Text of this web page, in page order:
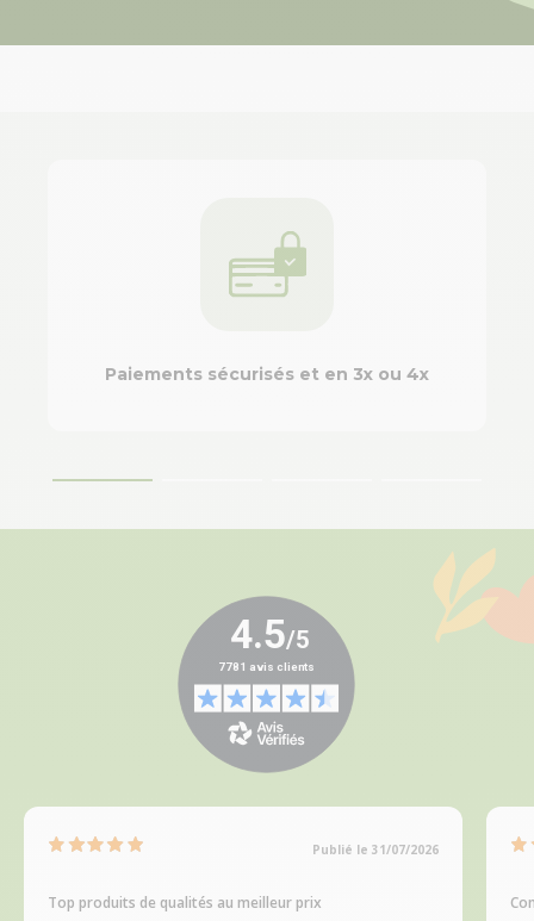
Paiements sécurisés et en 3x ou 4x
Publié le 31/07/2026
Top produits de qualités au meilleur prix